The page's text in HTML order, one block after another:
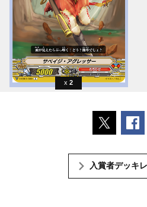
2
ポスト
入賞者デッキ